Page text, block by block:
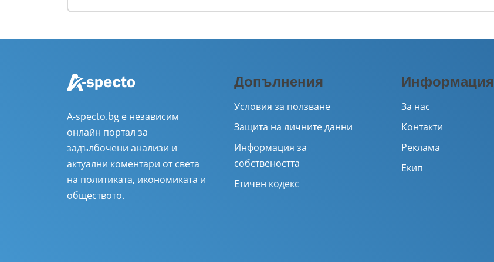
A-specto.bg е независим
онлайн портал за
задълбочени анализи и
актуални коментари от света
на политиката, икономиката и
обществото.
Допълнения
Условия за ползване
Защита на личните данни
Информация за
собствеността
Етичен кодекс
Информация
За нас
Контакти
Реклама
Екип